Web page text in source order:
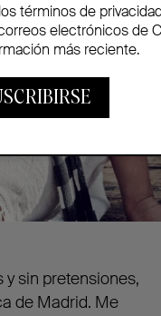
sin pretensiones,
de Madrid. Me
términos de
electrónicos de
más reciente.